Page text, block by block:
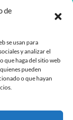
de
se usan para
y analizar el
que haga del sitio web
pueden
o que hayan